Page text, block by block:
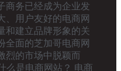
商务已经成为企业发
、用户友好的电商网
和建立品牌形象的关
全面的芝加哥电商网
烈的市场中脱颖而
么是电商网站？ 电商